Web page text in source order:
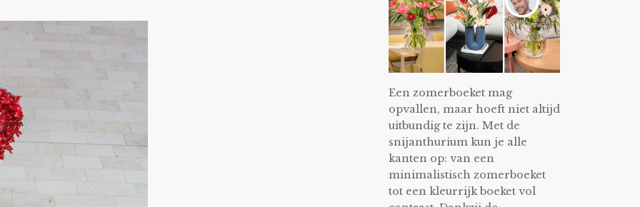
Een zomerboeket mag
opvallen, maar hoeft niet altijd
uitbundig te zijn. Met de
snijanthurium kun je alle
kanten op: van een
minimalistisch zomerboeket
tot een kleurrijk boeket vol